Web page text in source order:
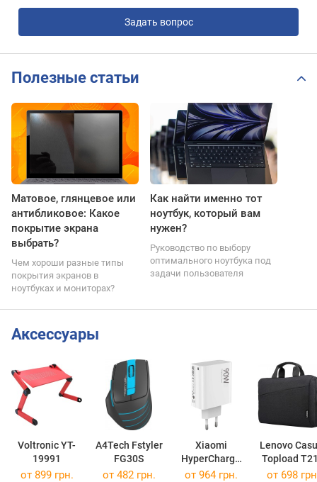
Задать вопрос
Полезные статьи
Матовое, глянцевое или
антибликовое: Какое
покрытие экрана
выбрать?
Чем хороши разные типы
покрытия экранов в
ноутбуках и мониторах?
Как найти именно тот
ноутбук, который вам
нужен?
Руководство по выбору
оптимального ноутбука под
задачи пользователя
Аксессуары
Voltronic YT-
19991
A4Tech Fstyler
FG30S
Xiaomi
HyperCharge
Combo 90W
Lenovo
Topload
15.6
от 899 грн. от 482 грн. от 964 грн. от 698